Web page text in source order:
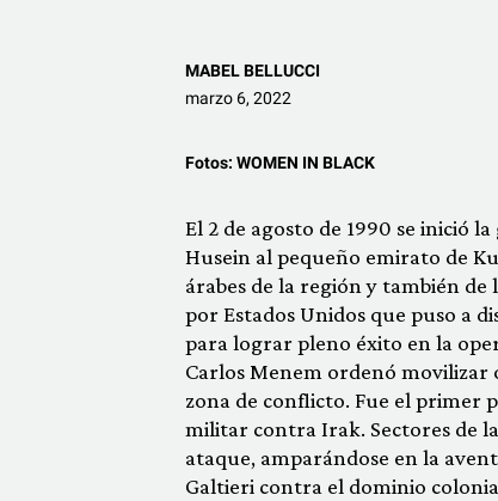
MABEL BELLUCCI
marzo 6, 2022
Fotos: WOMEN IN BLACK
El 2 de agosto de 1990 se inició
Husein al pequeño emirato de
árabes de la región y también
por Estados Unidos que puso a
para lograr pleno éxito en la
Carlos Menem ordenó movilizar
zona de conflicto. Fue el primer
militar contra Irak. Sectores de
ataque, amparándose en la
Galtieri contra el dominio